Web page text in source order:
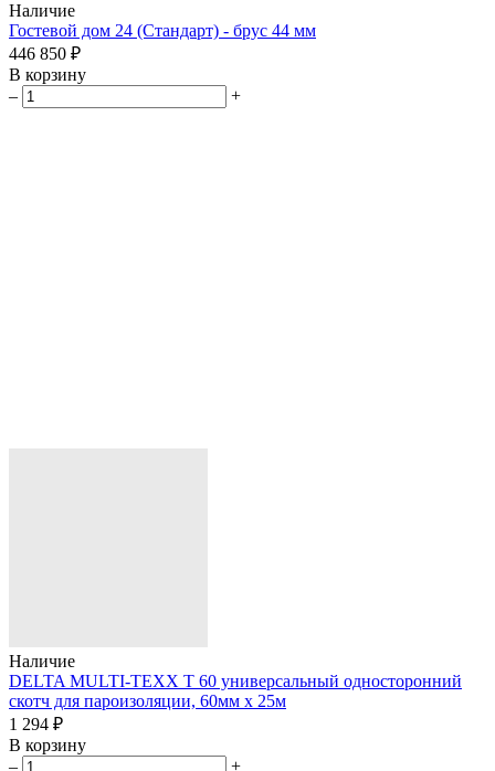
Наличие
Гостевой дом 24 (Стандарт) - брус 44 мм
446 850 ₽
В корзину
–
+
Наличие
DELTA MULTI-TEXX T 60 универсальный односторонний
скотч для пароизоляции, 60мм х 25м
1 294 ₽
В корзину
–
+